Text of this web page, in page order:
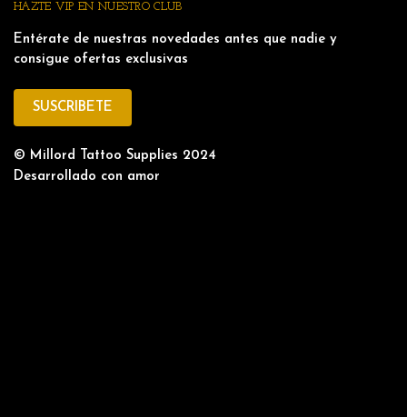
HAZTE VIP EN NUESTRO CLUB
Entérate de nuestras novedades antes que nadie y
consigue ofertas exclusivas
SUSCRIBETE
© Millord Tattoo Supplies 2024
Desarrollado con amor